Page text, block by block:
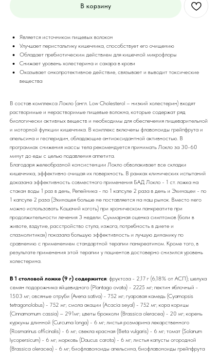
В корзину
Является источником пищевых волокон
Улучшает перистальтику кишечника, способствует его очищению
Обладает пребиотическим действием для кишечной микрофлоры
Снижает уровень холестерина и сахара в крови
Оказывает онкопротективное действие, связывает и выводит токсические
вещества
В состав комплекса Локло (англ. Low Cholesterol – низкий холестерин) входят
растворимые и нерастворимые пищевые волокна, которые содержат ряд
биологически активных веществ и необходимы для обеспечения пищеварительной
и моторной функции кишечника. В комплекс включены флавоноиды грейпфрута и
апельсина и гесперидин, обладающие антиоксидантной активностью. В
программах снижения массы тела рекомендуется принимать Локло за 30-60
минут до еды с целью подавления аппетита.
Благодаря желеобразной консистенции Локло обволакивает все складки
кишечника, эффективно очищая их поверхность. В рамках клинических испытаний
доказана эффективность совместного применения БАД Локло - 1 ст. ложка на
стакан воды 1 раз в день, Репейника - по 1 капсуле 2 раза в день и Эхинацеи - по
1 капсуле 2 раза (Эхинацея больше не поставляется на наш рынок. Вместо него
можно использовать Кошачий коготь) при хроническом панкреатите при
продолжительности лечения 3 недели. Суммарная оценка симптомов (боли в
животе, вздутие, расстройство стула, изжога, потребность в диете и
спазмолитиках) показала большую эффективность и лучшую динамику по
сравнению с применением стандартной терапии панкреатином. Кроме того, в
результате применения этой терапии у пациентов достоверно снизился уровень
холестерина.
В 1 столовой ложке (9 г) содержится: фруктоза - 2,17 г (6,18% от АСП); шелуха
семян подорожника яйцевидного (Plantago ovata) - 2225 мг; пектин яблочный -
1503 мг; овсяные отруби (Avena sativa) - 752 мг; гуаровая камедь (Cyamopsis
tetragonolobus) - 752 мг; смола акации (Acacia seyal) - 752 мг; кора корицы
(Cinnamomum cassia) – 291мг; цветы брокколи (Brassica oleracea) - 20 мг; корень
куркумы длинной (Curcuma longa) - 6 мг; листья розмарина лекарственного
(Rosmarinus officinalis) - 6 мг; свекла красная (Beta vulgaris) - 6 мг; томат (Solanum
lycopersicum) - 6 мг; морковь (Daucus carota) - 6 мг; листья капусты огородной
(Brassica oleracea) - 6 мг; биофлавоноиды апельсина, биофлавоноиды грейпфрута